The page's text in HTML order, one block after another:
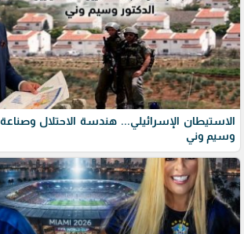
الاستيطان الإسرائيلي... هندسة الاحتلال وصناعة
وسيم وني